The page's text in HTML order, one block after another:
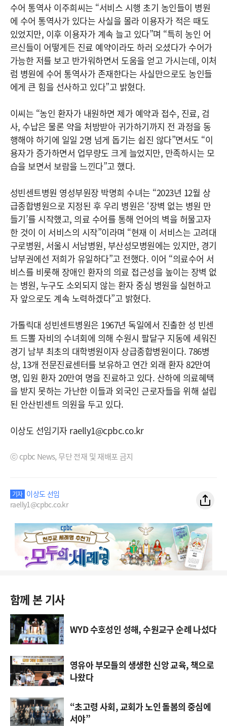
수어 통역사 이주희씨는 “서비스 시행 초기 농인들이 병원
에 수어 통역사가 있다는 사실을 몰라 이용자가 적은 때도
있었지만, 이후 이용자가 계속 늘고 있다”며 “특히 농인 어
르신들이 어떻게든 진료 예약이라도 하러 오셨다가 수어가
가능한 저를 보고 반가워하면서 도움을 얻고 가시는데, 이처
럼 병원에 수어 통역사가 존재한다는 사실만으로도 농인들
에게 큰 힘을 선사하고 있다”고 밝혔다.
이씨는 “농인 환자가 내원하면 제가 예약과 접수, 진료, 검
사, 수납은 물론 약을 처방받아 귀가하기까지 전 과정을 동
행해야 하기에 일일 2명 넘게 돕기는 쉽진 않다”면서도 “이
용자가 증가하면서 업무량도 크게 늘었지만, 만족하시는 모
습을 보면서 보람을 느낀다”고 했다.
성빈센트병원 영성부원장 박명희 수녀는 “2023년 12월 상
급종합병원으로 지정된 후 우리 병원은 ‘장벽 없는 병원 만
들기’를 시작했고, 의료 수어를 통해 언어의 벽을 허물고자
한 것이 이 서비스의 시작”이라며 “현재 이 서비스는 고려대
구로병원, 서울시 서남병원, 부산성모병원에는 있지만, 경기
남부권에선 저희가 유일하다”고 전했다. 이어 “의료수어 서
비스를 비롯해 장애인 환자의 의료 접근성을 높이는 장벽 없
는 병원, 누구도 소외되지 않는 환자 중심 병원을 실현하고
자 앞으로도 계속 노력하겠다”고 밝혔다.
가톨릭대 성빈센트병원은 1967년 독일에서 진출한 성 빈센
트 드뽈 자비의 수녀회에 의해 수원시 팔달구 지동에 세워진
경기 남부 최초의 대학병원이자 상급종합병원이다. 786병
상, 13개 전문진료센터를 보유하고 연간 외래 환자 82만여
명, 입원 환자 20만여 명을 진료하고 있다. 산하에 의료혜택
을 받지 못하는 가난한 이들과 외국인 근로자들을 위해 설립
된 안산빈센트 의원을 두고 있다.
이상도 선임기자 raelly1@cpbc.co.kr
ⓒ cpbc News, 무단 전재 및 재배포 금지
기자 이상도 선임
raelly1@cpbc.co.kr
함께 본 기사
WYD 수호성인 성해, 수원교구 순례 나섰다
영유아 부모들의 생생한 신앙 교육, 책으로
나왔다
“초고령 사회, 교회가 노인 돌봄의 중심에
서야”